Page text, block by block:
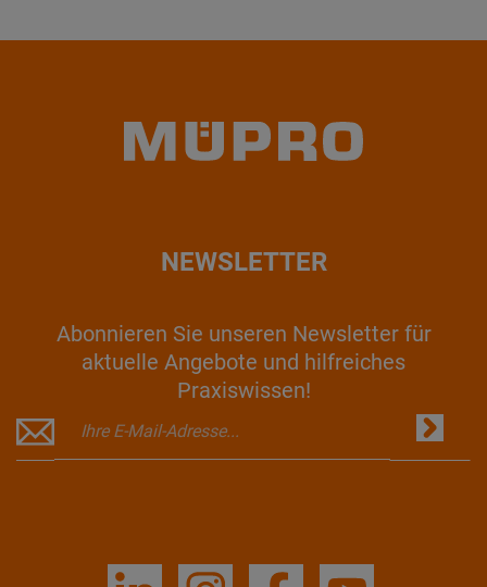
NEWSLETTER
Abonnieren Sie unseren Newsletter für
aktuelle Angebote und hilfreiches
Praxiswissen!